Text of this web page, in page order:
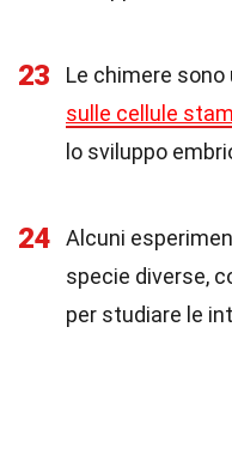
23 Le chimere
sulle cellule
lo sviluppo
24
Alcuni
specie diverse,
per studiare le